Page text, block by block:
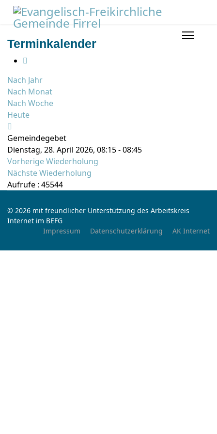
Terminkalender
Nach Jahr
Nach Monat
Nach Woche
Heute
Gemeindegebet
Dienstag, 28. April 2026, 08:15 - 08:45
Vorherige Wiederholung
Nächste Wiederholung
Aufrufe : 45544
© 2026 mit freundlicher Unterstützung des Arbeitskreis
Internet im BEFG
Impressum
Datenschutzerklärung AK Internet